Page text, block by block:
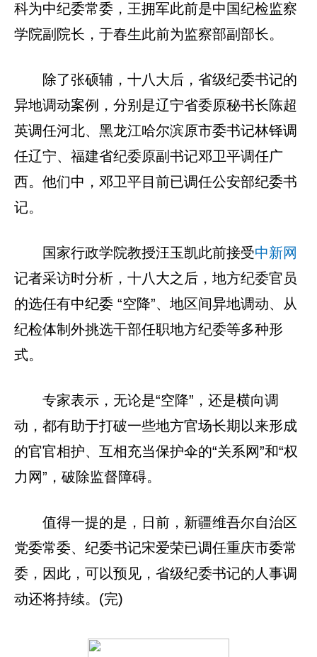
科为中纪委常委，王拥军此前是中国纪检监察
学院副院长，于春生此前为监察部副部长。
除了张硕辅，十八大后，省级纪委书记的
异地调动案例，分别是辽宁省委原秘书长陈超
英调任河北、黑龙江哈尔滨原市委书记林铎调
任辽宁、福建省纪委原副书记邓卫平调任广
西。他们中，邓卫平目前已调任公安部纪委书
记。
国家行政学院教授汪玉凯此前接受中新网
记者采访时分析，十八大之后，地方纪委官员
的选任有中纪委 “空降”、地区间异地调动、从
纪检体制外挑选干部任职地方纪委等多种形
式。
专家表示，无论是“空降”，还是横向调
动，都有助于打破一些地方官场长期以来形成
的官官相护、互相充当保护伞的“关系网”和“权
力网”，破除监督障碍。
值得一提的是，日前，新疆维吾尔自治区
党委常委、纪委书记宋爱荣已调任重庆市委常
委，因此，可以预见，省级纪委书记的人事调
动还将持续。(完)